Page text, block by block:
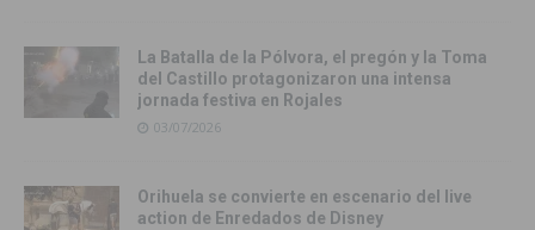
La Batalla de la Pólvora, el pregón y la Toma
del Castillo protagonizaron una intensa
jornada festiva en Rojales
03/07/2026
Orihuela se convierte en escenario del live
action de Enredados de Disney